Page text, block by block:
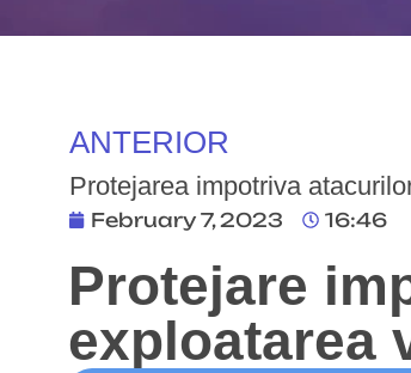
ANTERIOR
February 7, 2023 16:46
Protejare
exploatarea